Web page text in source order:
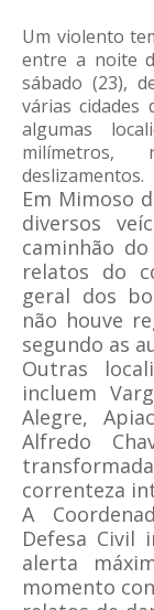
Um violento
entre a noite
sábado (23),
várias cidades
algumas
milímetros,
deslizamentos.
Em Mimoso
diversos
caminhão
relatos do
geral dos
não houve
segundo as
Outras
incluem
Alegre,
Alfredo
correnteza
A
Defesa Civil
alerta
momento